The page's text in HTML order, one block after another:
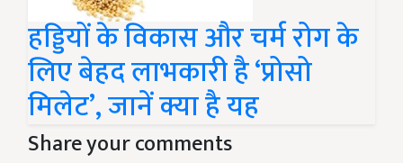
हड्डियों के विकास और चर्म रोग के
लिए बेहद लाभकारी है ‘प्रोसो
मिलेट’, जानें क्या है यह
Share your comments